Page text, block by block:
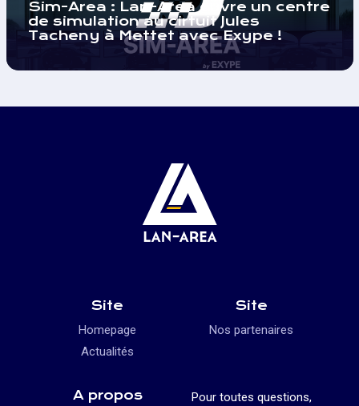
Sim-Area : Lan-Area ouvre un centre
de simulation au cirtuit Jules
Tacheny à Mettet avec Exype !
Site
Homepage
Actualités
Site
Nos partenaires
A propos
Pour toutes questions,